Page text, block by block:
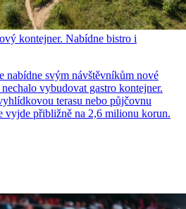
kontejner. Nabídne bistro i
nabídne svým návštěvníkům nové
vybudovat gastro kontejner.
terasu nebo půjčovnu
vyjde přibližně na 2,6 milionu korun.